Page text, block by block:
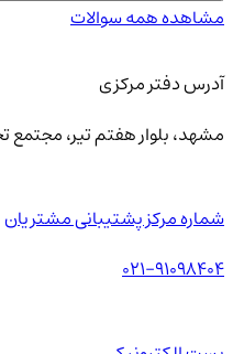
مشاهده همه سوالات
آدرس دفتر مرکزی
مشهد، بلوار هفتم تیر، مجتمع
شماره مرکز پشتیبانی مشتریان
021-91098404